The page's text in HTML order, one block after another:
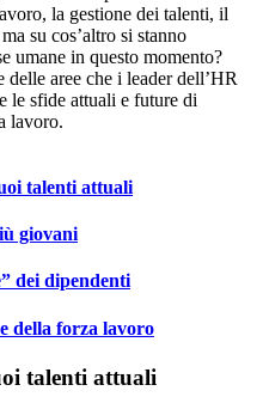
la gestione dei talenti, il
su cos’altro si stanno
umane in questo momento?
aree che i leader dell’HR
le sfide attuali e future di
lavoro.
talenti attuali
giovani
dei dipendenti
della forza lavoro
talenti attuali